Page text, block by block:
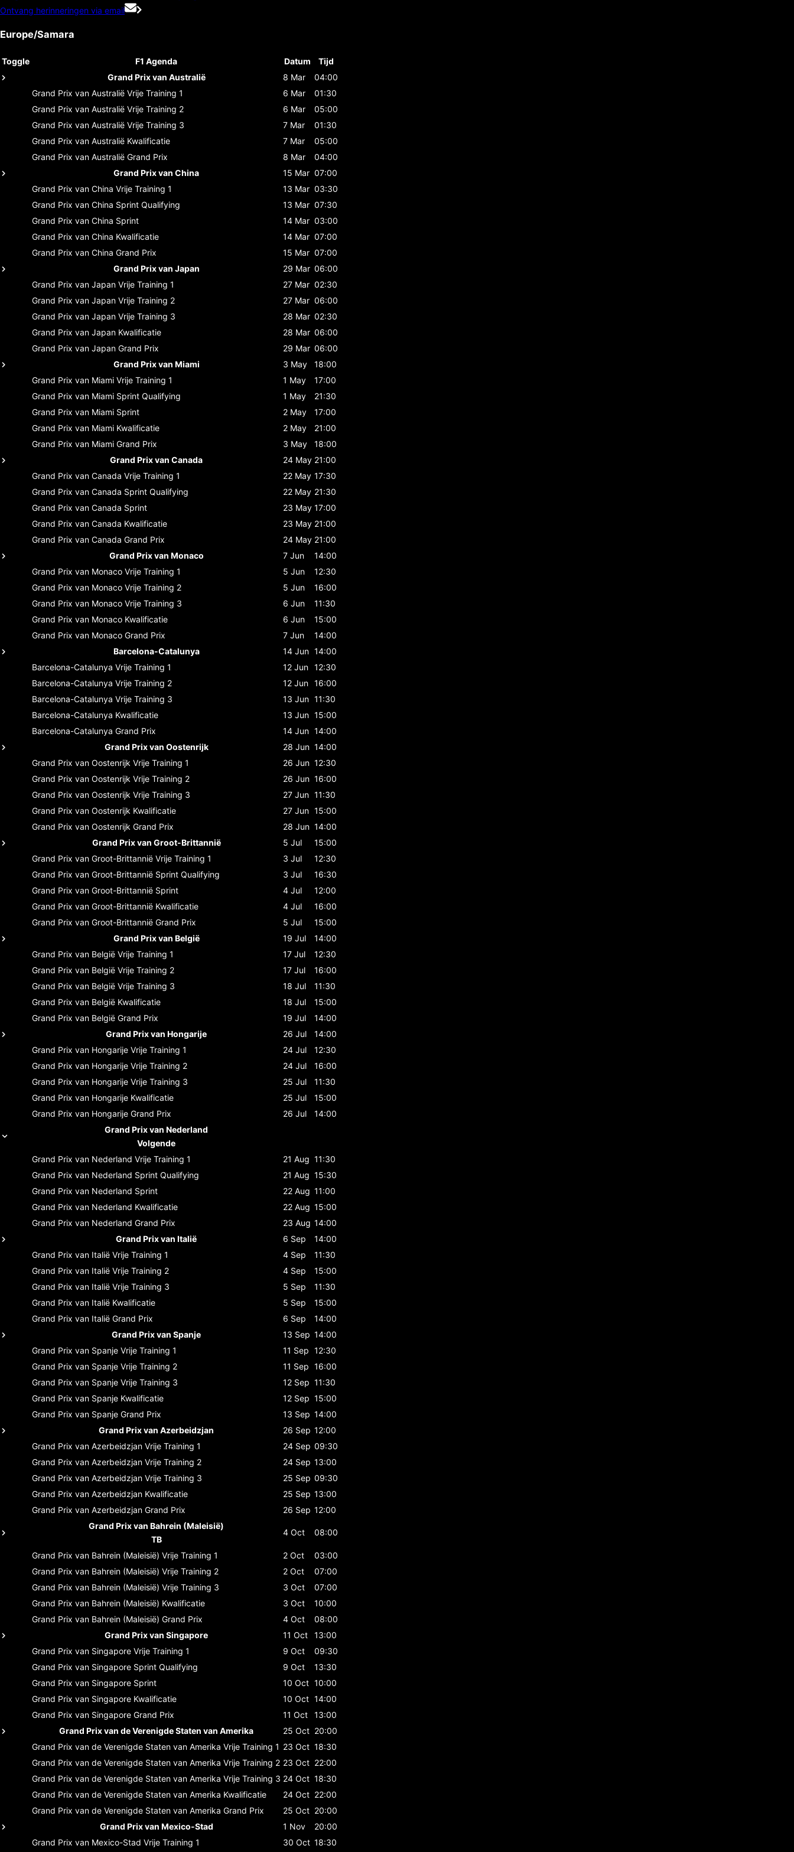
Ontvang herinneringen via email
Europe/Samara
Toggle F1 Agenda Datum
Tijd
Grand Prix van Australië
8 Mar
04:00
Grand Prix van Australië Vrije Training 1 6 Mar
01:30
Grand Prix van Australië Vrije Training 2 6 Mar
05:00
Grand Prix van Australië Vrije Training 3 7 Mar
01:30
Grand Prix van Australië Kwalificatie 7 Mar
05:00
Grand Prix van Australië Grand Prix 8 Mar
04:00
Grand Prix van China
15 Mar 07:00
Grand Prix van China Vrije Training 1 13 Mar 03:30
Grand Prix van China Sprint Qualifying 13 Mar 07:30
Grand Prix van China Sprint 14 Mar 03:00
Grand Prix van China Kwalificatie 14 Mar 07:00
Grand Prix van China Grand Prix 15 Mar 07:00
Grand Prix van Japan
29 Mar 06:00
Grand Prix van Japan Vrije Training 1 27 Mar 02:30
Grand Prix van Japan Vrije Training 2 27 Mar 06:00
Grand Prix van Japan Vrije Training 3 28 Mar 02:30
Grand Prix van Japan Kwalificatie 28 Mar 06:00
Grand Prix van Japan Grand Prix 29 Mar 06:00
Grand Prix van Miami
3 May
18:00
Grand Prix van Miami Vrije Training 1 1 May
17:00
Grand Prix van Miami Sprint Qualifying 1 May
21:30
Grand Prix van Miami Sprint 2 May
17:00
Grand Prix van Miami Kwalificatie 2 May
21:00
Grand Prix van Miami Grand Prix 3 May
18:00
Grand Prix van Canada
24 May 21:00
Grand Prix van Canada Vrije Training 1 22 May 17:30
Grand Prix van Canada Sprint Qualifying 22 May 21:30
Grand Prix van Canada Sprint 23 May 17:00
Grand Prix van Canada Kwalificatie 23 May 21:00
Grand Prix van Canada Grand Prix 24 May 21:00
Grand Prix van Monaco
7 Jun
14:00
Grand Prix van Monaco Vrije Training 1 5 Jun
12:30
Grand Prix van Monaco Vrije Training 2 5 Jun
16:00
Grand Prix van Monaco Vrije Training 3 6 Jun
11:30
Grand Prix van Monaco Kwalificatie 6 Jun
15:00
Grand Prix van Monaco Grand Prix 7 Jun
14:00
Barcelona-Catalunya
14 Jun 14:00
Barcelona-Catalunya Vrije Training 1 12 Jun 12:30
Barcelona-Catalunya Vrije Training 2 12 Jun 16:00
Barcelona-Catalunya Vrije Training 3 13 Jun 11:30
Barcelona-Catalunya Kwalificatie 13 Jun 15:00
Barcelona-Catalunya Grand Prix 14 Jun 14:00
Grand Prix van Oostenrijk
28 Jun 14:00
Grand Prix van Oostenrijk Vrije Training 1 26 Jun 12:30
Grand Prix van Oostenrijk Vrije Training 2 26 Jun 16:00
Grand Prix van Oostenrijk Vrije Training 3 27 Jun 11:30
Grand Prix van Oostenrijk Kwalificatie 27 Jun 15:00
Grand Prix van Oostenrijk Grand Prix 28 Jun 14:00
Grand Prix van Groot-Brittannië
5 Jul
15:00
Grand Prix van Groot-Brittannië Vrije Training 1 3 Jul
12:30
Grand Prix van Groot-Brittannië Sprint Qualifying 3 Jul
16:30
Grand Prix van Groot-Brittannië Sprint 4 Jul
12:00
Grand Prix van Groot-Brittannië Kwalificatie 4 Jul
16:00
Grand Prix van Groot-Brittannië Grand Prix 5 Jul
15:00
Grand Prix van België
19 Jul
14:00
Grand Prix van België Vrije Training 1 17 Jul
12:30
Grand Prix van België Vrije Training 2 17 Jul
16:00
Grand Prix van België Vrije Training 3 18 Jul
11:30
Grand Prix van België Kwalificatie 18 Jul
15:00
Grand Prix van België Grand Prix 19 Jul
14:00
Grand Prix van Hongarije
26 Jul
14:00
Grand Prix van Hongarije Vrije Training 1 24 Jul
12:30
Grand Prix van Hongarije Vrije Training 2 24 Jul
16:00
Grand Prix van Hongarije Vrije Training 3 25 Jul
11:30
Grand Prix van Hongarije Kwalificatie 25 Jul
15:00
Grand Prix van Hongarije Grand Prix 26 Jul
14:00
Grand Prix van Nederland
Volgende
Grand Prix van Nederland Vrije Training 1 21 Aug 11:30
Grand Prix van Nederland Sprint Qualifying 21 Aug 15:30
Grand Prix van Nederland Sprint 22 Aug 11:00
Grand Prix van Nederland Kwalificatie 22 Aug 15:00
Grand Prix van Nederland Grand Prix 23 Aug 14:00
Grand Prix van Italië
6 Sep
14:00
Grand Prix van Italië Vrije Training 1 4 Sep
11:30
Grand Prix van Italië Vrije Training 2 4 Sep
15:00
Grand Prix van Italië Vrije Training 3 5 Sep
11:30
Grand Prix van Italië Kwalificatie 5 Sep
15:00
Grand Prix van Italië Grand Prix 6 Sep
14:00
Grand Prix van Spanje
13 Sep 14:00
Grand Prix van Spanje Vrije Training 1 11 Sep 12:30
Grand Prix van Spanje Vrije Training 2 11 Sep 16:00
Grand Prix van Spanje Vrije Training 3 12 Sep 11:30
Grand Prix van Spanje Kwalificatie 12 Sep 15:00
Grand Prix van Spanje Grand Prix 13 Sep 14:00
Grand Prix van Azerbeidzjan
26 Sep 12:00
Grand Prix van Azerbeidzjan Vrije Training 1 24 Sep 09:30
Grand Prix van Azerbeidzjan Vrije Training 2 24 Sep 13:00
Grand Prix van Azerbeidzjan Vrije Training 3 25 Sep 09:30
Grand Prix van Azerbeidzjan Kwalificatie 25 Sep 13:00
Grand Prix van Azerbeidzjan Grand Prix 26 Sep 12:00
Grand Prix van Bahrein (Maleisië)
TB
4 Oct 08:00
Grand Prix van Bahrein (Maleisië) Vrije Training 1 2 Oct
03:00
Grand Prix van Bahrein (Maleisië) Vrije Training 2 2 Oct
07:00
Grand Prix van Bahrein (Maleisië) Vrije Training 3 3 Oct
07:00
Grand Prix van Bahrein (Maleisië) Kwalificatie 3 Oct
10:00
Grand Prix van Bahrein (Maleisië) Grand Prix 4 Oct
08:00
Grand Prix van Singapore
11 Oct
13:00
Grand Prix van Singapore Vrije Training 1 9 Oct
09:30
Grand Prix van Singapore Sprint Qualifying 9 Oct
13:30
Grand Prix van Singapore Sprint 10 Oct 10:00
Grand Prix van Singapore Kwalificatie 10 Oct 14:00
Grand Prix van Singapore Grand Prix 11 Oct
13:00
Grand Prix van de Verenigde Staten van Amerika
25 Oct 20:00
Grand Prix van de Verenigde Staten van Amerika Vrije Training 1 23 Oct 18:30
Grand Prix van de Verenigde Staten van Amerika Vrije Training 2 23 Oct 22:00
Grand Prix van de Verenigde Staten van Amerika Vrije Training 3 24 Oct 18:30
Grand Prix van de Verenigde Staten van Amerika Kwalificatie 24 Oct 22:00
Grand Prix van de Verenigde Staten van Amerika Grand Prix 25 Oct 20:00
Grand Prix van Mexico-Stad
1 Nov
20:00
Grand Prix van Mexico-Stad Vrije Training 1 30 Oct 18:30